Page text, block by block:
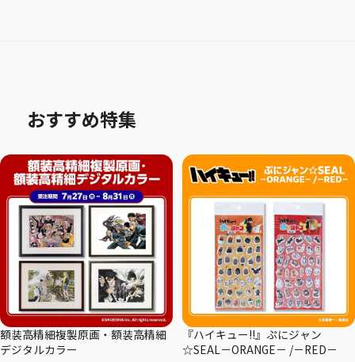
おすすめ特集
額装高精細複製原画・額装高精細
デジタルカラー
『ハイキュー!!』ぷにジャン
☆SEAL－ORANGE－ /－RED－